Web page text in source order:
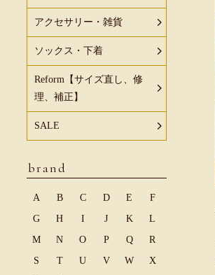
アクセサリー・雑貨
ソックス・下着
Reform【サイズ直し、修
理、補正】
SALE
brand
A B C D E
F
G
H I J K
L
M
N O P Q
R
S
T U V W
X